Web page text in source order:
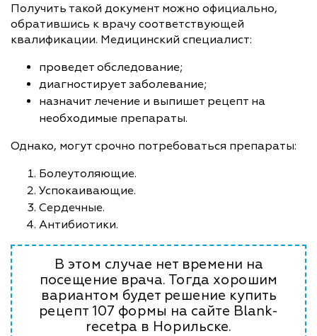
Получить такой документ можно официально,
обратившись к врачу соответствующей
квалификации. Медицинский специалист:
проведет обследование;
диагностирует заболевание;
назначит лечение и выпишет рецепт на
необходимые препараты.
Однако, могут срочно потребоваться препараты:
Болеутоляющие.
Успокаивающие.
Сердечные.
Антибиотики.
В этом случае нет времени на
посещение врача. Тогда хорошим
вариантом будет решение купить
рецепт 107 формы на сайте Blank-
recetpa в Норильске.